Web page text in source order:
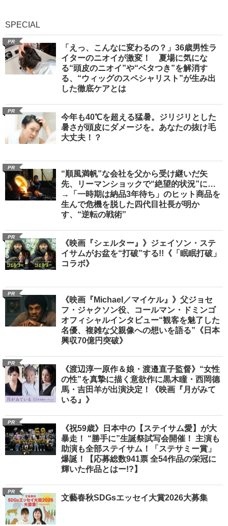
SPECIAL
PR
「えっ、こんなに変わるの？」36歳男性ラ
イターのニオイが激変！ 夏場に気にな
る“頭皮のニオイ”や“ベタつき”を解消す
る、“ウィッグのスペシャリスト”が生み出
した徹底ケアとは
PR
今年も40℃を超える猛暑。ジリジリとした
暑さが頭皮にダメージを。あなたの抜け毛
大丈夫！？
PR
“順風満帆”な会社を父から受け継いだ矢
先、リーマンショックで“絶望的状況”に…
→「一時期は納品3年待ち」のヒット商品を
生んで危機を脱した四代目社長が明か
す、“逆転の戦術”
PR
《映画『シェルター』》ジェイソン・ステ
イサムがお盆を“打破”する!!《「眠眠打破」
コラボ》
PR
《映画『Michael／マイケル』》父ジョセ
フ・ジャクソン役、コールマン・ドミンゴ
オフィシャルインタビュー“観客を魅了した
名優、複雑な父親像への想いを語る”《日本
興収70億円突破》
PR
《渡辺淳一原作＆娘・渡邉直子監督》“女性
の性”を真摯に描く意欲作に黒木瞳・西岡德
馬・吉田羊が出演決定！《映画『月がみて
いる』》
PR
《祝59歳》日本中の【ステイサム愛】が大
暴走！ “勝手に”生誕祭試写会開催！ 主演も
助演も全部ステイサム！「ステサミー賞」
爆誕！【応募総数941票 全54作品の栄冠に
輝いた作品とはー!?】
PR
文藝春秋SDGsエッセイ大賞2026大募集